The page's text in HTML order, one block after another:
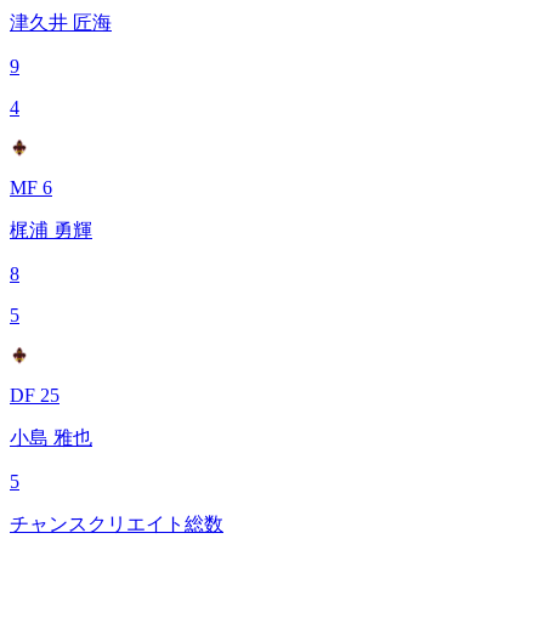
津久井 匠海
9
4
MF 6
梶浦 勇輝
8
5
DF 25
小島 雅也
5
チャンスクリエイト総数